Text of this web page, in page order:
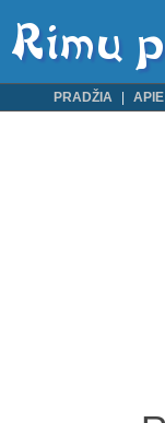
PRADŽIA APIE